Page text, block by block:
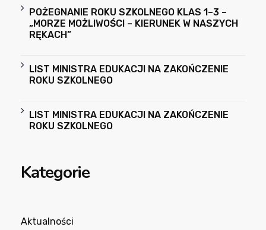
POŻEGNANIE ROKU SZKOLNEGO KLAS 1–3 –
„MORZE MOŻLIWOŚCI – KIERUNEK W NASZYCH
RĘKACH”
LIST MINISTRA EDUKACJI NA ZAKOŃCZENIE
ROKU SZKOLNEGO
LIST MINISTRA EDUKACJI NA ZAKOŃCZENIE
ROKU SZKOLNEGO
Kategorie
Aktualności